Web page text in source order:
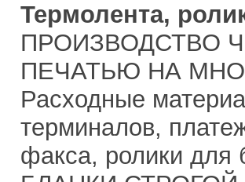
Термолента,
ПРОИЗВОДСТВО
ПЕЧАТЬЮ НА
Расходные
терминалов,
факса, ролики для